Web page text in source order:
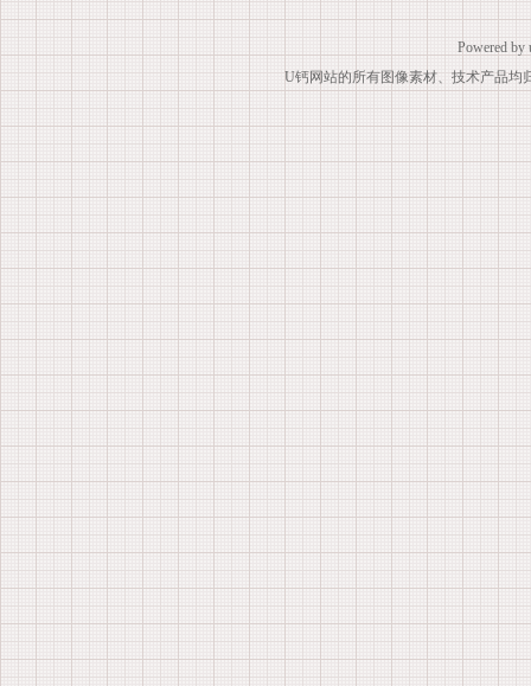
Powered by
U钙网站的所有图像素材、技术产品均